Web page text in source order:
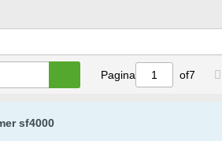
Pagina of7
sf4000